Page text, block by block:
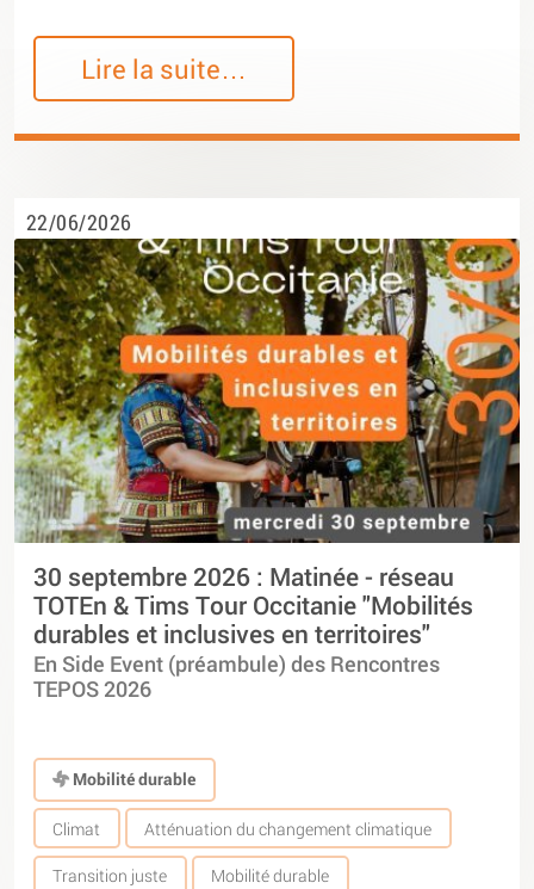
Lire la suite…
22/06/2026
30 septembre 2026 : Matinée - réseau
TOTEn & Tims Tour Occitanie "Mobilités
durables et inclusives en territoires"
En Side Event (préambule) des Rencontres
TEPOS 2026
Mobilité durable
Climat Atténuation du changement climatique
Transition juste Mobilité durable